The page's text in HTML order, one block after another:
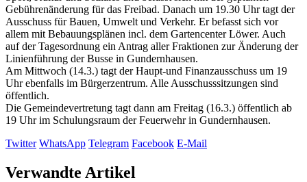
Gebührenänderung für das Freibad. Danach um 19.30 Uhr tagt der
Ausschuss für Bauen, Umwelt und Verkehr. Er befasst sich vor
allem mit Bebauungsplänen incl. dem Gartencenter Löwer. Auch
auf der Tagesordnung ein Antrag aller Fraktionen zur Änderung der
Linienführung der Busse in Gundernhausen.
Am Mittwoch (14.3.) tagt der Haupt-und Finanzausschuss um 19
Uhr ebenfalls im Bürgerzentrum. Alle Ausschusssitzungen sind
öffentlich.
Die Gemeindevertretung tagt dann am Freitag (16.3.) öffentlich ab
19 Uhr im Schulungsraum der Feuerwehr in Gundernhausen.
Twitter WhatsApp Telegram Facebook E-Mail
Verwandte Artikel